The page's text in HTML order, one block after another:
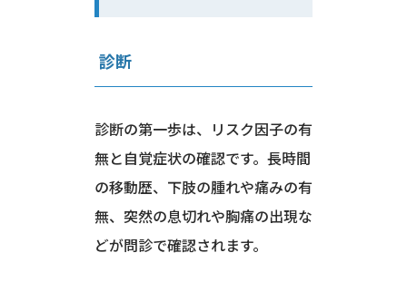
診断
診断の第一歩は、リスク因子の有
無と自覚症状の確認です。長時間
の移動歴、下肢の腫れや痛みの有
無、突然の息切れや胸痛の出現な
どが問診で確認されます。